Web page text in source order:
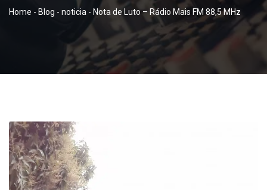
Home - Blog - noticia - Nota de Luto – Rádio Mais FM 88,5 MHz